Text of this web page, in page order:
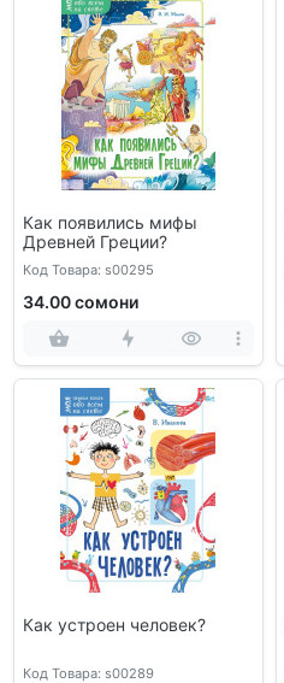
Как появились мифы
Древней Греции?
Код Товара: s00295
34.00 сомони
Как устроен человек?
Код Товара: s00289